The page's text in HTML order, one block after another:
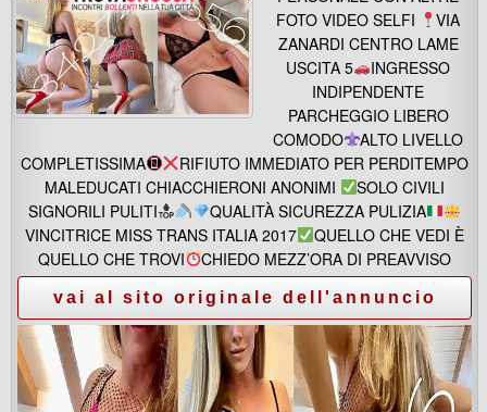
FOTO VIDEO SELFI
VIA
ZANARDI CENTRO LAME
USCITA 5
INGRESSO
INDIPENDENTE
PARCHEGGIO LIBERO
COMODO
ALTO LIVELLO
COMPLETISSIMA
RIFIUTO IMMEDIATO PER PERDITEMPO
MALEDUCATI CHIACCHIERONI ANONIMI
SOLO CIVILI
SIGNORILI PULITI
QUALITÀ SICUREZZA PULIZIA
VINCITRICE MISS TRANS ITALIA 2017
QUELLO CHE VEDI È
QUELLO CHE TROVI
CHIEDO MEZZ’ORA DI PREAVVISO